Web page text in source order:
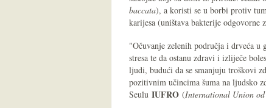
baccata), a koristi se u borbi protiv
karijesa (uništava bakterije
"Očuvanje zelenih područja i drveća u
stresa te da ostanu zdravi i izliječe
ljudi, budući da se smanjuju troškovi
pozitivnim učincima šuma na ljudsko
Seulu IUFRO (International Union od